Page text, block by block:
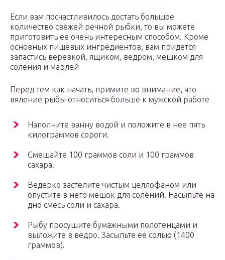
Если вам посчастливилось достать большое
количество свежей речной рыбки, то вы можете
приготовить ее очень интересным способом. Кроме
основных пищевых ингредиентов, вам придется
запастись веревкой, ящиком, ведром, мешком для
соления и марлей
Перед тем как начать, примите во внимание, что
вяление рыбы относиться больше к мужской работе
Наполните ванну водой и положите в нее пять
килограммов сороги.
Смешайте 100 граммов соли и 100 граммов
сахара.
Ведерко застелите чистым целлофаном или
опустите в него мешок для солений. Насыпьте на
дно смесь соли и сахара.
Рыбу просушите бумажными полотенцами и
выложите в ведро. Засыпьте ее солью (1400
граммов).